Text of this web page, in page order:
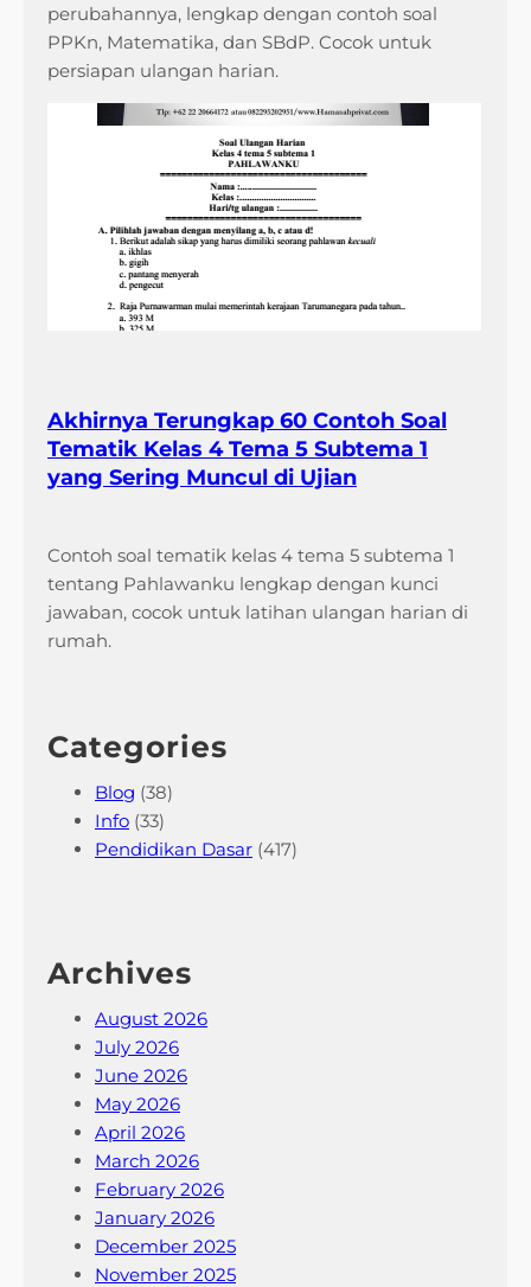
perubahannya, lengkap dengan contoh soal
PPKn, Matematika, dan SBdP. Cocok untuk
persiapan ulangan harian.
Akhirnya Terungkap 60 Contoh Soal
Tematik Kelas 4 Tema 5 Subtema 1
yang Sering Muncul di Ujian
Contoh soal tematik kelas 4 tema 5 subtema 1
tentang Pahlawanku lengkap dengan kunci
jawaban, cocok untuk latihan ulangan harian di
rumah.
Categories
Blog (38)
Info (33)
Pendidikan Dasar (417)
Archives
August 2026
July 2026
June 2026
May 2026
April 2026
March 2026
February 2026
January 2026
December 2025
November 2025